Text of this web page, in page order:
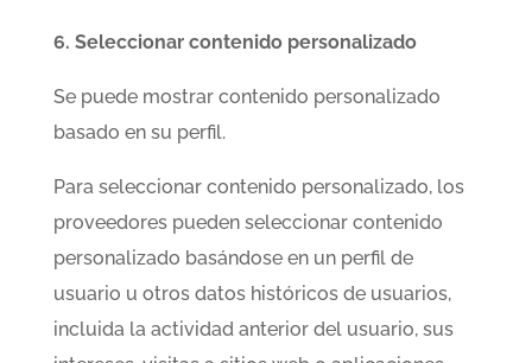
6. Seleccionar contenido personalizado
Se puede mostrar contenido personalizado
basado en su perfil.
Para seleccionar contenido personalizado, los
proveedores pueden seleccionar contenido
personalizado basándose en un perfil de
usuario u otros datos históricos de usuarios,
incluida la actividad anterior del usuario, sus